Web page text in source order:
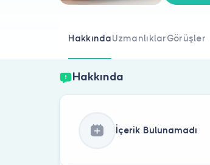
HakkındaUzmanlıklarGörüşler
Hakkında
İçerik Bulunamadı